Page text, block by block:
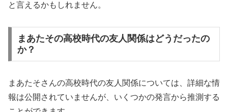
と言えるかもしれません。
まあたその高校時代の友人関係はどうだったの
か？
まあたそさんの高校時代の友人関係については、詳細な情
報は公開されていませんが、いくつかの発言から推測する